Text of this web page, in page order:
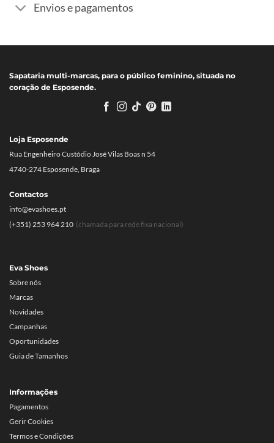
Envios e pagamentos
Sapataria multi-marcas, para o público feminino, situada no
coração de Esposende.
Eva Shoes
Sobre nós
Marcas
Novidades
Campanhas
Oportunidades
Guia de Tamanhos
Informações
Pagamentos
Gerir Cookies
Termos e Condições
Loja Esposende
Rua Engenheiro Custódio José Vilas Boas n 54
4740-274 Esposende, Braga
Contactos
info@evashoes.pt
(+351) 253 964 210 (chamada para rede fixa nacional)